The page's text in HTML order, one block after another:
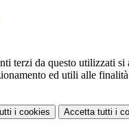
terzi da questo utilizzati si
ed utili alle
i cookies Accetta tutti i